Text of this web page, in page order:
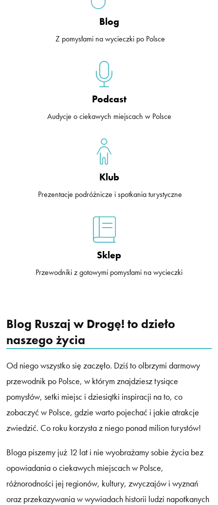
Blog
Z pomysłami na wycieczki po Polsce
Podcast
Audycje o ciekawych miejscach w Polsce
Klub
Prezentacje podróżnicze i spotkania turystyczne
Sklep
Przewodniki z gotowymi pomysłami na wycieczki
Blog Ruszaj w Drogę! to dzieło
naszego życia
Od niego wszystko się zaczęło. Dziś to olbrzymi darmowy
przewodnik po Polsce, w którym znajdziesz tysiące
pomysłów, setki miejsc i dziesiątki inspiracji na to, co
zobaczyć w Polsce, gdzie warto pojechać i jakie atrakcje
zwiedzić. Co roku korzysta z niego ponad milion turystów!
Bloga piszemy już 12 lat i nie wyobrażamy sobie życia bez
opowiadania o ciekawych miejscach w Polsce,
różnorodności jej regionów, kultury, zwyczajów i wyznań
oraz przekazywania w wywiadach historii ludzi napotkanych